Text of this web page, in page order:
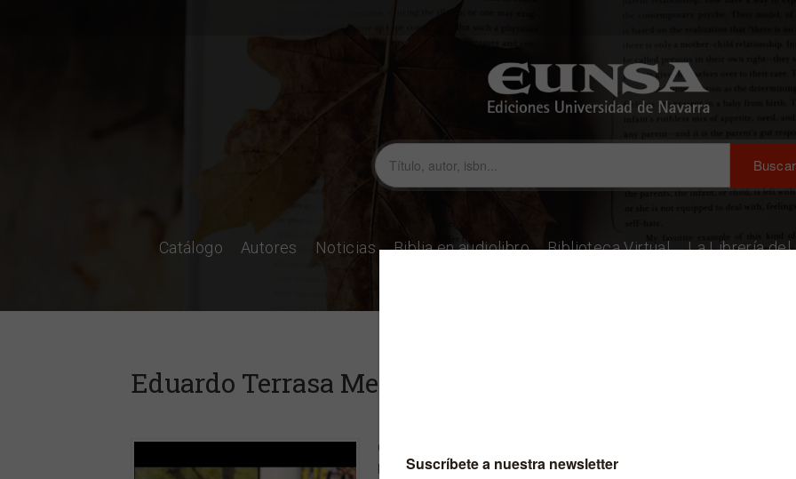
Catálogo Autores Noticias Biblia en audiolibro Biblioteca Virtual La Librería del
Eduardo Terrasa Mesuti
Capellán Mayor de la Universidad de Navarra. Subdirector del Instituto de
Profesor de Antropología.